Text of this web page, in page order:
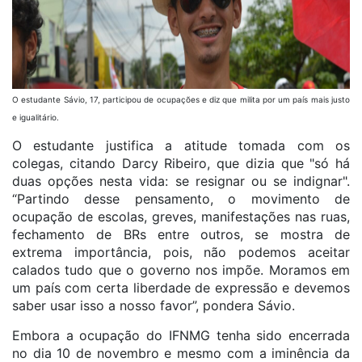
O estudante Sávio, 17, participou de ocupações e diz que milita por um país mais justo
e igualitário.
O estudante justifica a atitude tomada com os
colegas, citando Darcy Ribeiro, que dizia que "só há
duas opções nesta vida: se resignar ou se indignar".
“Partindo desse pensamento, o movimento de
ocupação de escolas, greves, manifestações nas ruas,
fechamento de BRs entre outros, se mostra de
extrema importância, pois, não podemos aceitar
calados tudo que o governo nos impõe. Moramos em
um país com certa liberdade de expressão e devemos
saber usar isso a nosso favor”, pondera Sávio.
Embora a ocupação do IFNMG tenha sido encerrada
no dia 10 de novembro e mesmo com a iminência da